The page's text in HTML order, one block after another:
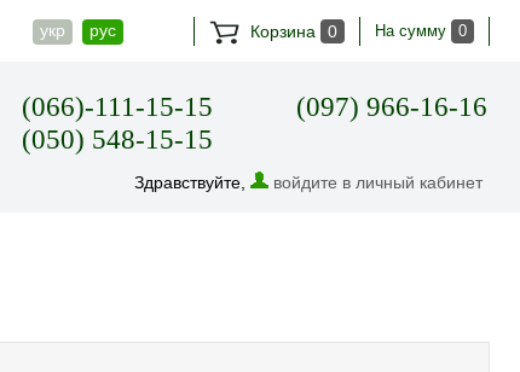
укр рус Корзина 0 На сумму 0
(066)-111-15-15
(050) 548-15-15
(097) 966-16-16
Здравствуйте, войдите в личный кабинет